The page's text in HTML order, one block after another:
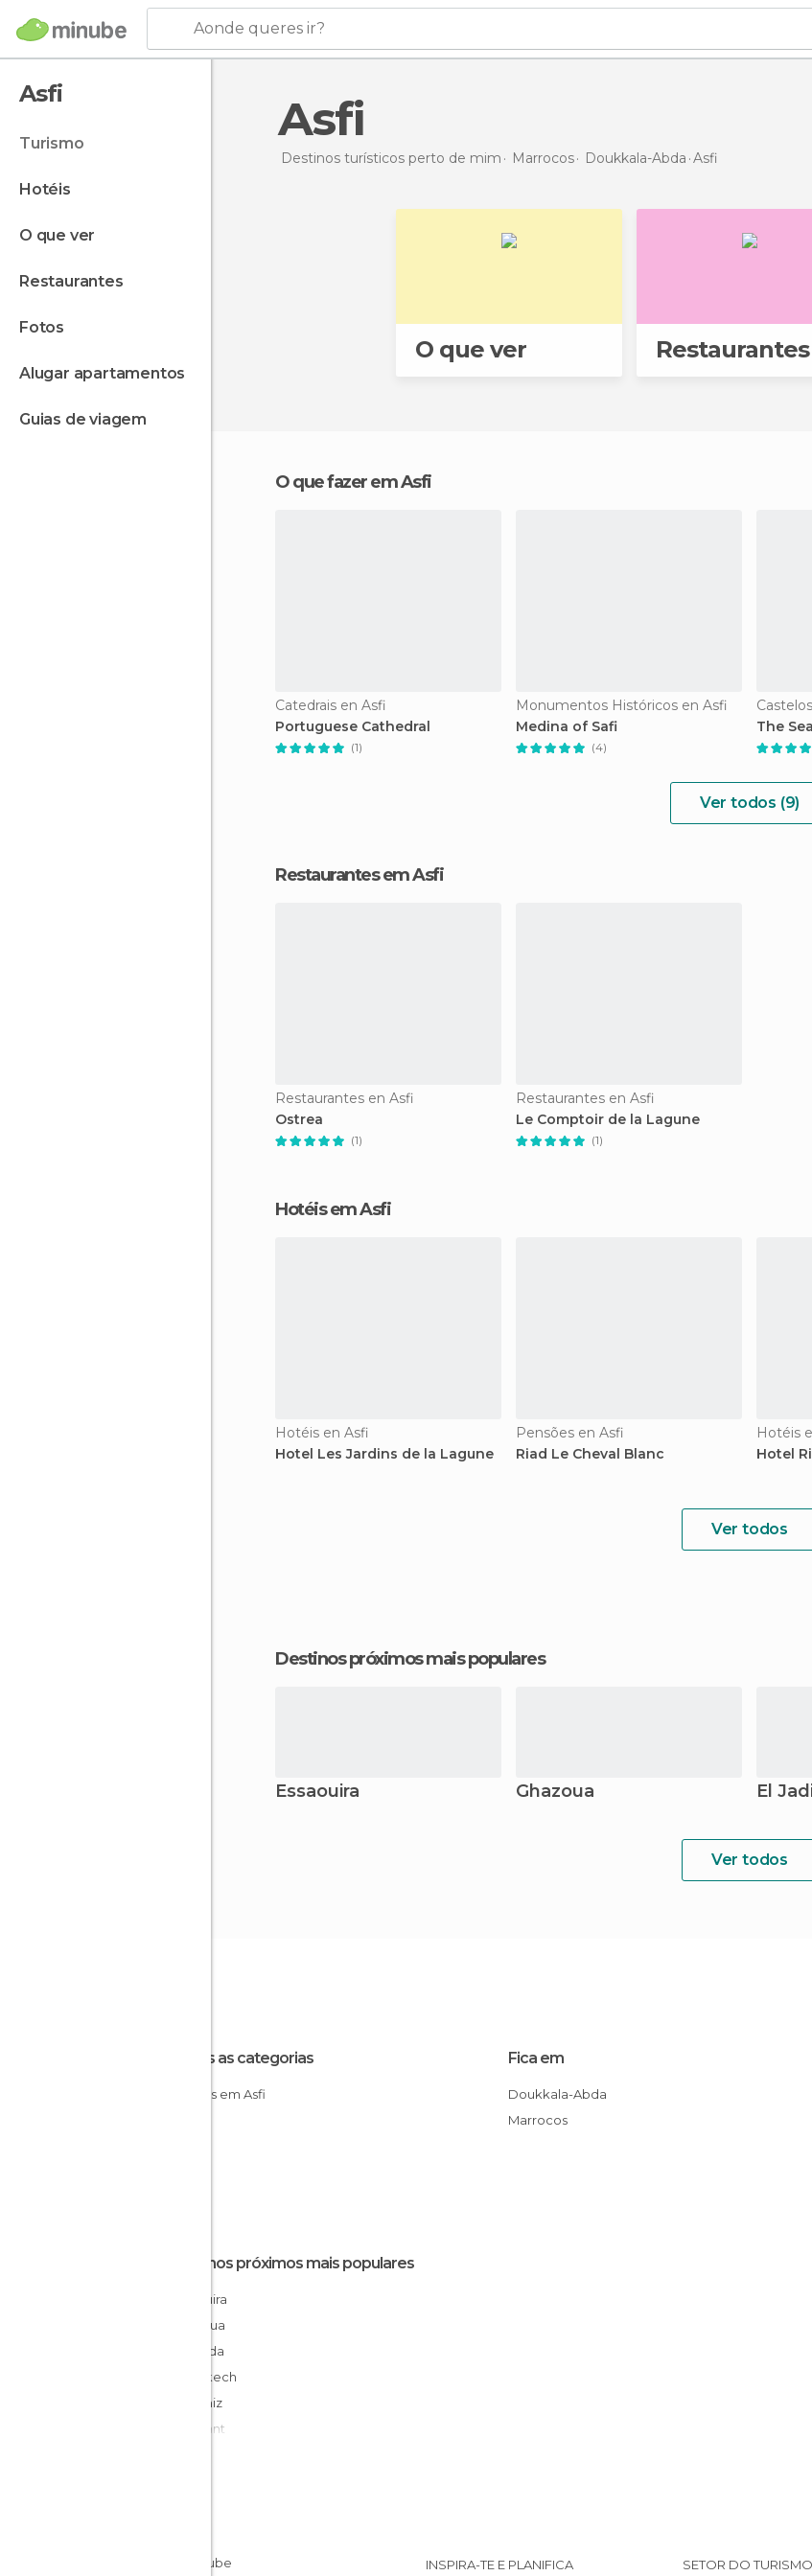
Aonde queres ir?
Asfi
turismo
hotéis
o que ver
restaurantes
fotos
alugar apartamentos
guias de viagem
Asfi
Destinos turísticos perto de mim Marrocos Doukkala-Abda Asfi
O que ver Restaurantes
O que fazer em Asfi
Catedrais en Asfi
Portuguese Cathedral
(1)
Monumentos Históricos en Asfi
Medina of Safi
(4)
The
Ver todos (9)
Restaurantes em Asfi
Restaurantes en Asfi
Ostrea
(1)
Restaurantes en Asfi
Le Comptoir de la Lagune
(1)
Hotéis em Asfi
Hotéis en Asfi
Hotel Les Jardins de la Lagune
Pensões en Asfi
Riad Le Cheval Blanc
Hotéis
Hotel
Ver todos
Destinos próximos mais populares
Essaouira Ghazoua El
Ver todos
Todas as categorias
Museus em Asfi
Fica em
Doukkala-Abda
Marrocos
Destinos próximos mais populares
Essaouira
Ghazoua
El Jadida
Marrakech
Amizmiz
Tarudant
INSPIRA-TE E PLANIFICA SETOR DO TURISMO